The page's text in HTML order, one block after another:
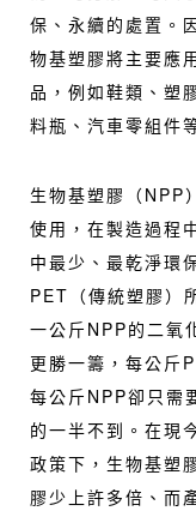
保、永續的處置。
物基塑膠將主要應
品，例如鞋類、塑
料瓶、汽車零組件
生物基塑膠（NPP
使用，在製造過程
中最少、最乾淨環
PET（傳統塑膠）
一公斤NPP的二氧
更勝一籌，每公斤
每公斤NPP卻只需
的一半不到。在現
政策下，生物基塑
膠少上許多倍、而